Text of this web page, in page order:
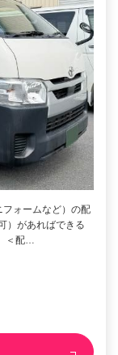
フォームなど）の配
）があればできる
＜配…